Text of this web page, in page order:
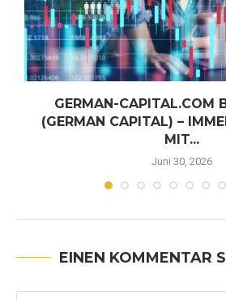
GERMAN-CAPITAL.COM
(GERMAN CAPITAL) –
MIT...
Juni 30, 2026
EINEN KOMMENTAR